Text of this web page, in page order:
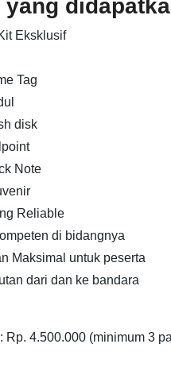
Eksklusif
Tag
disk
Note
Reliable
di bidangnya
Maksimal untuk peserta
dari dan ke bandara
Rp. 4.500.000 (minimum 3